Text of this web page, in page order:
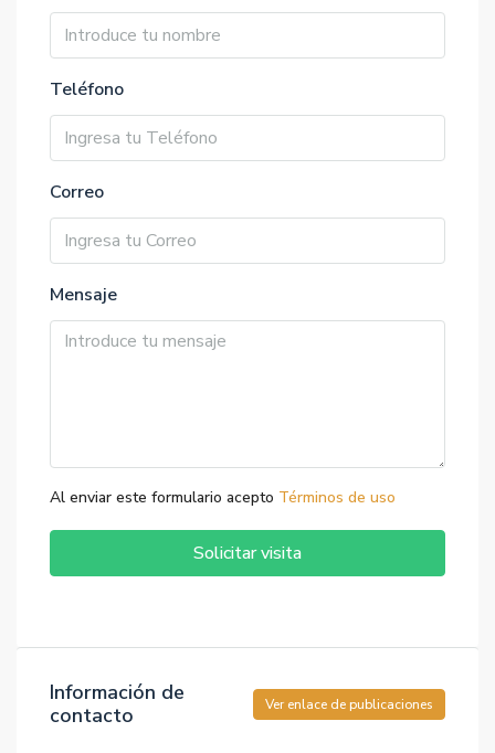
Teléfono
Correo
Mensaje
Al enviar este formulario acepto Términos de uso
Solicitar visita
Información de
contacto
Ver enlace de publicaciones